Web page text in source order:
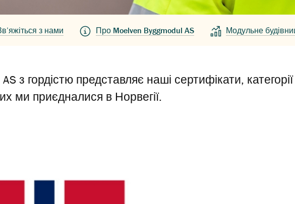
з нами Про Moelven Byggmodul AS Модульне
з гордістю представляє наші сертифікати,
ми приєдналися в Норвегії.